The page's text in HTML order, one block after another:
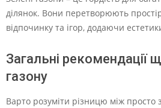
ділянок. Вони перетворюють
відпочинку та ігор, додаючи
Загальні рекомендації
газону
Варто розуміти різницю між